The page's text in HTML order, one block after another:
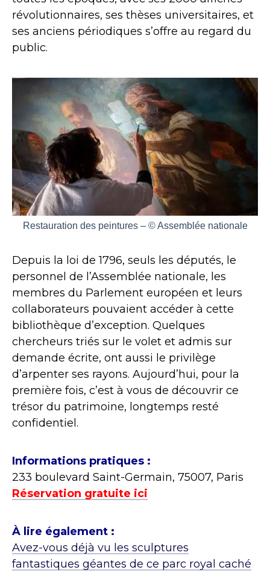
révolutionnaires, ses thèses universitaires, et
ses anciens périodiques s’offre au regard du
public.
Restauration des peintures – © Assemblée nationale
Depuis la loi de 1796, seuls les députés, le
personnel de l’Assemblée nationale, les
membres du Parlement européen et leurs
collaborateurs pouvaient accéder à cette
bibliothèque d’exception. Quelques
chercheurs triés sur le volet et admis sur
demande écrite, ont aussi le privilège
d’arpenter ses rayons. Aujourd’hui, pour la
première fois, c’est à vous de découvrir ce
trésor du patrimoine, longtemps resté
confidentiel.
Informations pratiques :
233 boulevard Saint-Germain, 75007, Paris
Réservation gratuite ici
À lire également :
Avez-vous déjà vu les sculptures
fantastiques géantes de ce parc royal caché